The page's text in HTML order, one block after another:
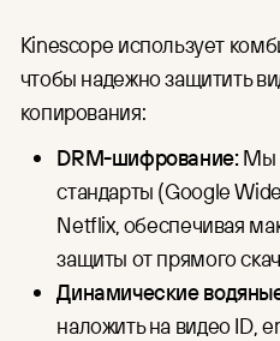
Kinescope использует
чтобы надежно защитить
копирования:
DRM-шифрование:Мы
стандарты (Google
Netflix, обеспечивая
защиты от прямого
Динамические
наложить на видео ID,